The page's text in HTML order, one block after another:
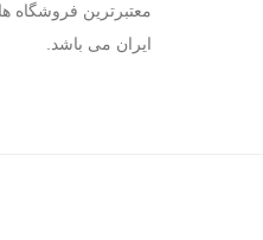
معتبرترین فروشگاه
ایران می باشد.